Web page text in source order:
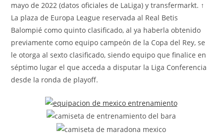
mayo de 2022 (datos oficiales de LaLiga) y transfermarkt. ↑
La plaza de Europa League reservada al Real Betis
Balompié como quinto clasificado, al ya haberla obtenido
previamente como equipo campeón de la Copa del Rey, se
le otorga al sexto clasificado, siendo equipo que finalice en
séptimo lugar el que acceda a disputar la Liga Conferencia
desde la ronda de playoff.